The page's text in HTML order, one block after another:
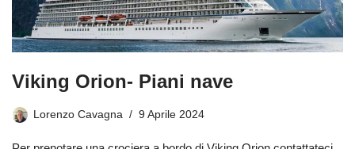
Viking Orion- Piani nave
Lorenzo Cavagna 9 Aprile 2024